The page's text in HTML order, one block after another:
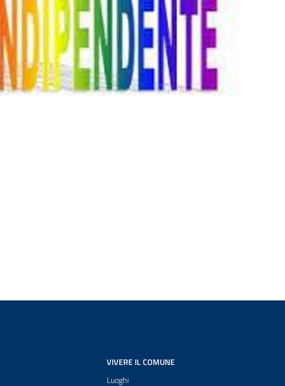
VIVERE IL COMUNE
Luoghi